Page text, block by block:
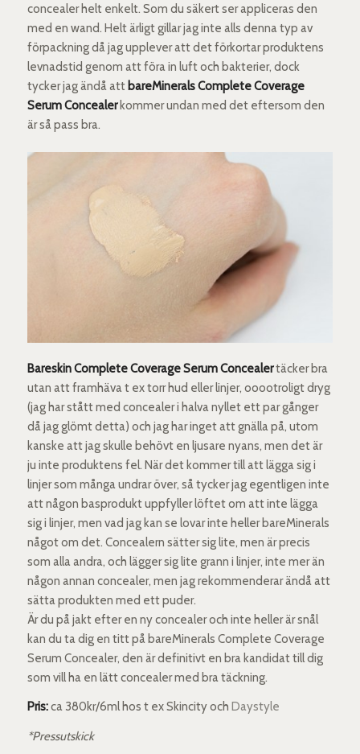
concealer helt enkelt. Som du säkert ser appliceras den
med en wand. Helt ärligt gillar jag inte alls denna typ av
förpackning då jag upplever att det förkortar produktens
levnadstid genom att föra in luft och bakterier, dock
tycker jag ändå att bareMineralsComplete Coverage
Serum Concealerkommer undan med det eftersom den
är så pass bra.
Bareskin Complete Coverage Serum Concealertäcker bra
utan att framhäva t ex torr hud eller linjer, ooootroligt dryg
(jag har stått med concealer i halva nyllet ett par gånger
då jag glömt detta) och jag har inget att gnälla på, utom
kanske att jag skulle behövt en ljusare nyans, men det är
ju inte produktens fel. När det kommer till att lägga sig i
linjer som många undrar över, så tycker jag egentligen inte
att någon basprodukt uppfyller löftet om att inte lägga
sig i linjer, men vad jag kan se lovar inte heller bareMinerals
något om det. Concealern sätter sig lite, men är precis
som alla andra, och lägger sig lite grann i linjer, inte mer än
någon annan concealer, men jag rekommenderar ändå att
sätta produkten med ett puder.
Är du på jakt efter en ny concealer och inte heller är snål
kan du ta dig en titt på bareMinerals Complete Coverage
Serum Concealer, den är definitivt en bra kandidat till dig
som vill ha en lätt concealer med bra täckning.
Pris:ca 380kr/6ml hos t ex Skincity och Daystyle
*Pressutskick